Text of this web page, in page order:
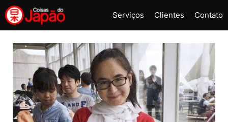
Pular
para
o
conteúdo
Serviços Clientes Contato